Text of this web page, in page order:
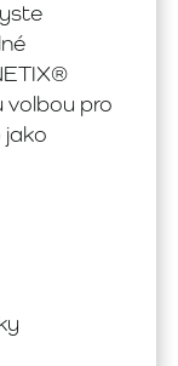
volbou pro
jako